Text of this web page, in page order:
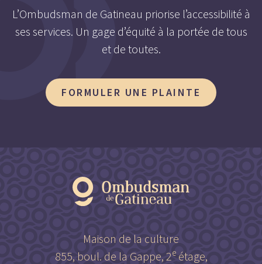
L’Ombudsman de Gatineau priorise l’accessibilité à
ses services. Un gage d’équité à la portée de tous
et de toutes.
FORMULER UNE PLAINTE
Maison de la culture
855, boul. de la Gappe, 2eétage,